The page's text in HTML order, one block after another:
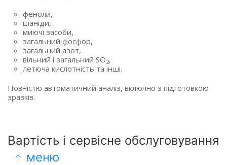
феноли,
ціаніди,
миючі засоби,
загальний фосфор,
загальний азот,
вільний і загальний SO2,
летюча кислотність та інші.
Повністю автоматичний аналіз, включно з підготовкою
зразків.
Вартість і сервісне обслуговування
меню